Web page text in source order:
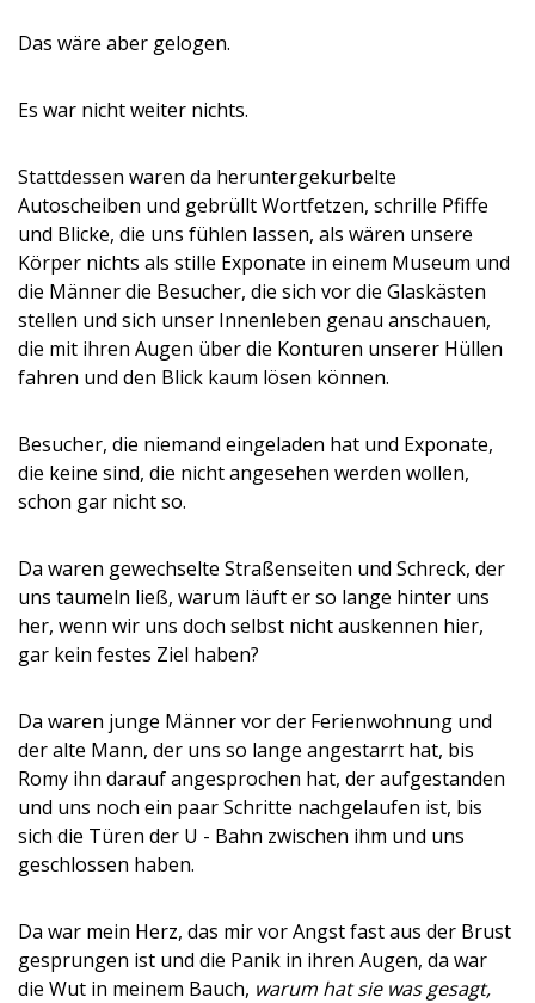
Das wäre aber gelogen.
Es war nicht weiter nichts.
Stattdessen waren da heruntergekurbelte
Autoscheiben und gebrüllt Wortfetzen, schrille Pfiffe
und Blicke, die uns fühlen lassen, als wären unsere
Körper nichts als stille Exponate in einem Museum und
die Männer die Besucher, die sich vor die Glaskästen
stellen und sich unser Innenleben genau anschauen,
die mit ihren Augen über die Konturen unserer Hüllen
fahren und den Blick kaum lösen können.
Besucher, die niemand eingeladen hat und Exponate,
die keine sind, die nicht angesehen werden wollen,
schon gar nicht so.
Da waren gewechselte Straßenseiten und Schreck, der
uns taumeln ließ, warum läuft er so lange hinter uns
her, wenn wir uns doch selbst nicht auskennen hier,
gar kein festes Ziel haben?
Da waren junge Männer vor der Ferienwohnung und
der alte Mann, der uns so lange angestarrt hat, bis
Romy ihn darauf angesprochen hat, der aufgestanden
und uns noch ein paar Schritte nachgelaufen ist, bis
sich die Türen der U - Bahn zwischen ihm und uns
geschlossen haben.
Da war mein Herz, das mir vor Angst fast aus der Brust
gesprungen ist und die Panik in ihren Augen, da war
die Wut in meinem Bauch, warum hat sie was gesagt,